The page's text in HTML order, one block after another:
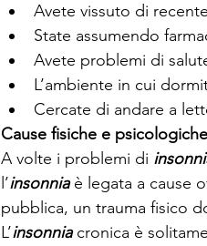
Avete vissuto di
State assumendo
Avete problemi di
L’ambiente in cui
Cercate di andare a
Cause fisiche e
A volte i problemi di
l’insonnia è legata a cause
pubblica, un trauma fisico
L’insonnia cronica è